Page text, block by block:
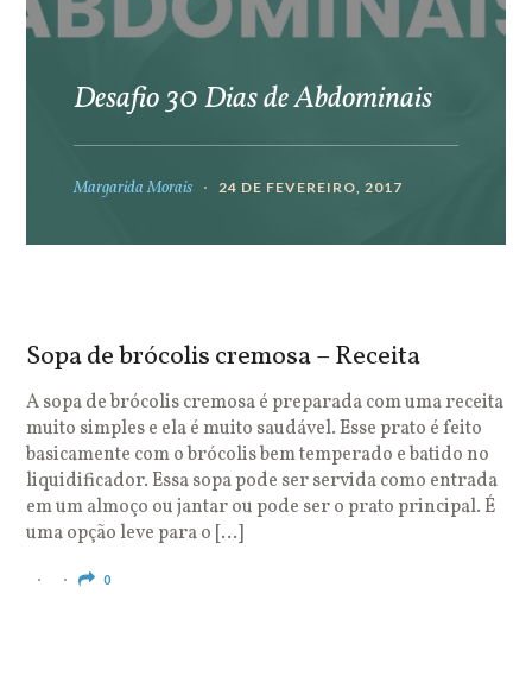
Desafio 30 Dias de Abdominais
Margarida Morais 24 DE FEVEREIRO, 2017
Sopa de brócolis cremosa – Receita
A sopa de brócolis cremosa é preparada com uma receita
muito simples e ela é muito saudável. Esse prato é feito
basicamente com o brócolis bem temperado e batido no
liquidificador. Essa sopa pode ser servida como entrada
em um almoço ou jantar ou pode ser o prato principal. É
uma opção leve para o […]
0